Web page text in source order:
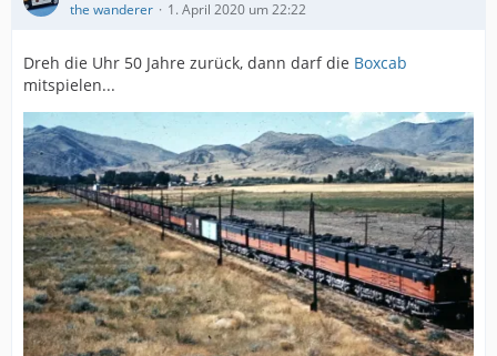
the wanderer 1. April 2020 um 22:22
Dreh die Uhr 50 Jahre zurück, dann darf die Boxcab
mitspielen...